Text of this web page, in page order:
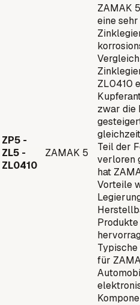
ZP5 -
ZL5 -
ZL0410
ZAMAK 5
ZAMAK
eine
ZL0410
zwar die
Teil der
verloren
hat
Vorteile
für